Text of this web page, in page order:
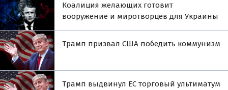
Коалиция желающих готовит
вооружение и миротворцев для Украины
Трамп призвал США победить коммунизм
Трамп выдвинул ЕС торговый ультиматум